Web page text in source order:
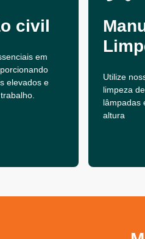
civil
em
elevados e
Utilize
limpeza
lâmpadas
altura